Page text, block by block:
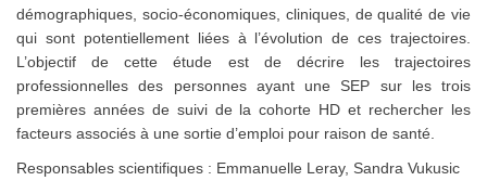
démographiques, socio-économiques, cliniques, de qualité de vie
qui sont potentiellement liées à l’évolution de ces trajectoires.
L’objectif de cette étude est de décrire les trajectoires
professionnelles des personnes ayant une SEP sur les trois
premières années de suivi de la cohorte HD et rechercher les
facteurs associés à une sortie d’emploi pour raison de santé.
Responsables scientifiques : Emmanuelle Leray, Sandra Vukusic